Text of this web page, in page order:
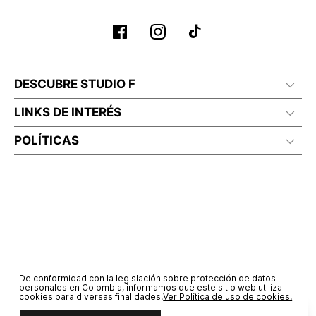
DESCUBRE STUDIO F
LINKS DE INTERÉS
POLÍTICAS
De conformidad con la legislación sobre protección de datos
personales en Colombia, informamos que este sitio web utiliza
cookies para diversas finalidades.Ver Política de uso de cookies.